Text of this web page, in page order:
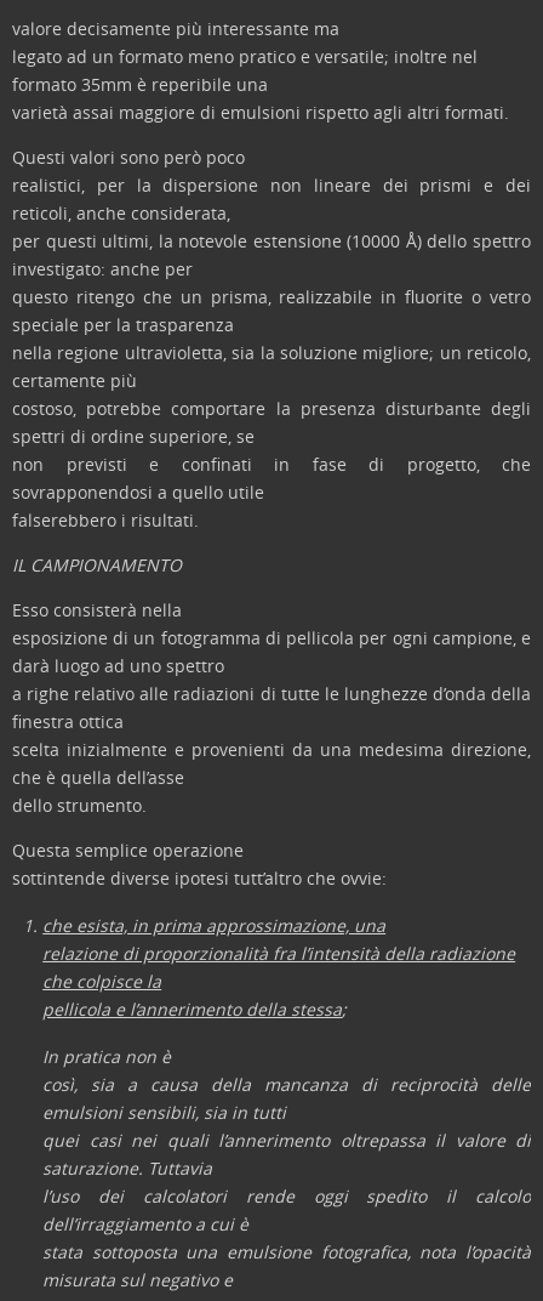
valore decisamente più interessante ma
legato ad un formato meno pratico e versatile; inoltre nel
formato 35mm è reperibile una
varietà assai maggiore di emulsioni rispetto agli altri formati.
Questi valori sono però poco
realistici, per la dispersione non lineare dei prismi e dei
reticoli, anche considerata,
per questi ultimi, la notevole estensione (10000 Å) dello spettro
investigato: anche per
questo ritengo che un prisma, realizzabile in fluorite o vetro
speciale per la trasparenza
nella regione ultravioletta, sia la soluzione migliore; un reticolo,
certamente più
costoso, potrebbe comportare la presenza disturbante degli
spettri di ordine superiore, se
non previsti e confinati in fase di progetto, che
sovrapponendosi a quello utile
falserebbero i risultati.
IL CAMPIONAMENTO
Esso consisterà nella
esposizione di un fotogramma di pellicola per ogni campione, e
darà luogo ad uno spettro
a righe relativo alle radiazioni di tutte le lunghezze d’onda della
finestra ottica
scelta inizialmente e provenienti da una medesima direzione,
che è quella dell’asse
dello strumento.
Questa semplice operazione
sottintende diverse ipotesi tutt’altro che ovvie:
che esista, in prima approssimazione, una
relazione di proporzionalità fra l’intensità della radiazione
che colpisce la
pellicola e l’annerimento della stessa;
In pratica non è
così, sia a causa della mancanza di reciprocità delle
emulsioni sensibili, sia in tutti
quei casi nei quali l’annerimento oltrepassa il valore di
saturazione. Tuttavia
l’uso dei calcolatori rende oggi spedito il calcolo
dell’irraggiamento a cui è
stata sottoposta una emulsione fotografica, nota l’opacità
misurata sul negativo e